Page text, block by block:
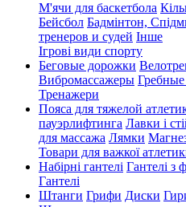
М'ячи для баскетбола
Бейсбол Бадмінтон,
тренеров и судей Інше
Ігрові види спорту
Беговые дорожки
Вибромассажеры
Тренажери
Пояса для тяжелой
пауэрлифтинга Лавки і
для массажа Лямки
Товари для важкої
Набірні гантелі Гантелі з
Гантелі
Штанги Грифи Диски